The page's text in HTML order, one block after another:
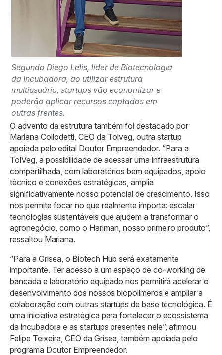
Segundo Diego Lelis, líder de Biotecnologia
da Incubadora, ao utilizar estrutura
multiusuária, startups vão economizar e
poderão aplicar recursos captados em
outras frentes.
O advento da estrutura também foi destacado por
Mariana Collodetti, CEO da Tolveg, outra startup
apoiada pelo edital Doutor Empreendedor. “Para a
TolVeg, a possibilidade de acessar uma infraestrutura
compartilhada, com laboratórios bem equipados, apoio
técnico e conexões estratégicas, amplia
significativamente nosso potencial de crescimento. Isso
nos permite focar no que realmente importa: escalar
tecnologias sustentáveis que ajudem a transformar o
agronegócio, como o Hariman, nosso primeiro produto”,
ressaltou Mariana.
“Para a Grisea, o Biotech Hub será exatamente
importante. Ter acesso a um espaço de co-working de
bancada e laboratório equipado nos permitirá acelerar o
desenvolvimento dos nossos biopolímeros e ampliar a
colaboração com outras startups de base tecnológica. É
uma iniciativa estratégica para fortalecer o ecossistema
da incubadora e as startups presentes nele”, afirmou
Felipe Teixeira, CEO da Grisea, também apoiada pelo
programa Doutor Empreendedor.